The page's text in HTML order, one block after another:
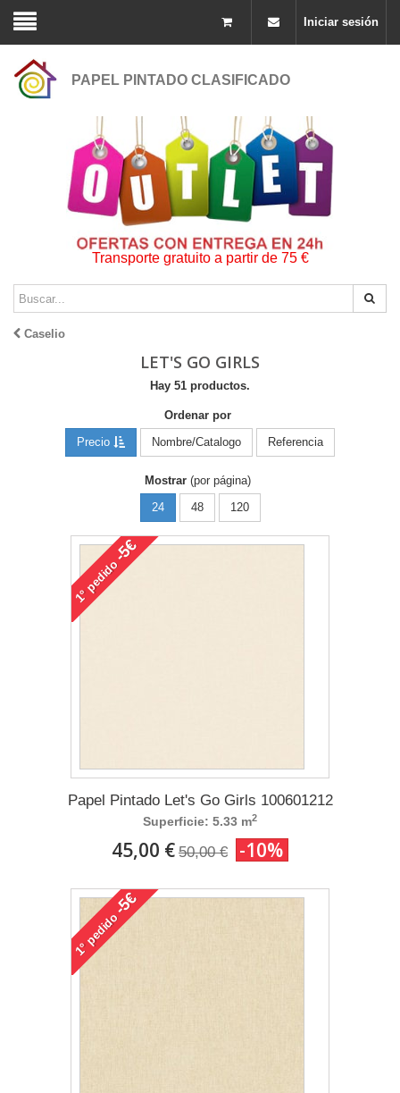
Iniciar sesión
PAPEL PINTADO CLASIFICADO
Transporte gratuito a partir de 75 €
Caselio
LET'S GO GIRLS
Hay 51 productos.
Ordenar por
Precio
Nombre/Catalogo Referencia
Mostrar (por página)
24
48 120
1°
pedido
-5€
Papel Pintado Let's Go Girls 100601212
Superficie: 5.33 m2
45,00 € 50,00 € -10%
1°
pedido
-5€